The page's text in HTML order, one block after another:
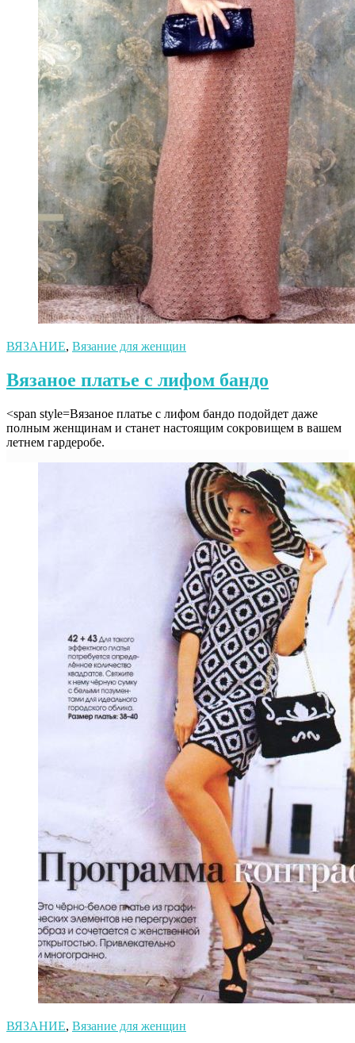
ВЯЗАНИЕ, Вязание для женщин
Вязаное платье с лифом бандо
<span style=Вязаное платье с лифом бандо подойдет даже
полным женщинам и станет настоящим сокровищем в вашем
летнем гардеробе.
ВЯЗАНИЕ, Вязание для женщин